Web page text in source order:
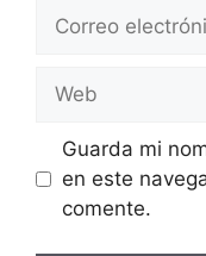
electrónico
Guarda mi
en este
comente.